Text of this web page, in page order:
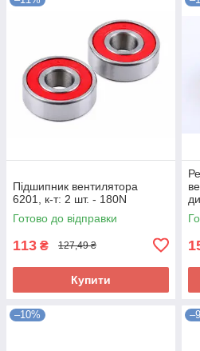
Підшипник вентилятора
6201, к-т: 2 шт. - 180N
Готово до відправки
113 ₴ 127,49 ₴
Купити
–10%